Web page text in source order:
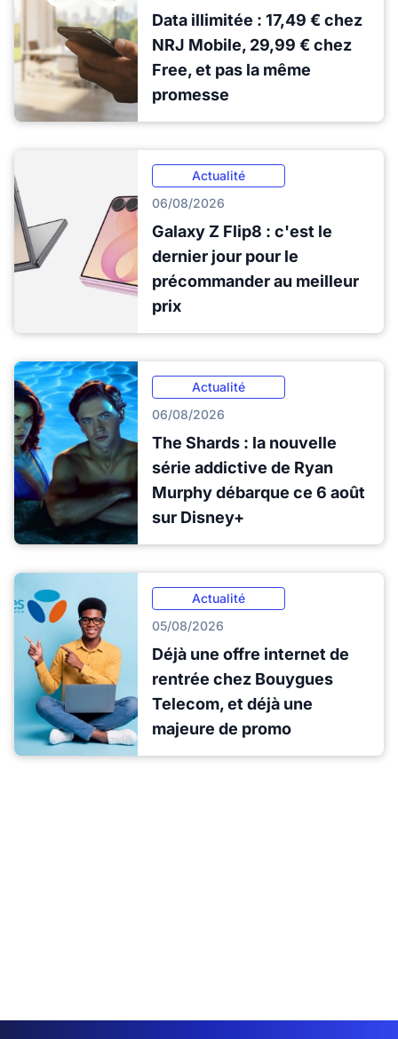
Data illimitée : 17,49 € chez
NRJ Mobile, 29,99 € chez
Free, et pas la même
promesse
Actualité
06/08/2026
Galaxy Z Flip8 : c'est le
dernier jour pour le
précommander au meilleur
prix
Actualité
06/08/2026
The Shards : la nouvelle
série addictive de Ryan
Murphy débarque ce 6 août
sur Disney+
Actualité
05/08/2026
Déjà une offre internet de
rentrée chez Bouygues
Telecom, et déjà une
majeure de promo